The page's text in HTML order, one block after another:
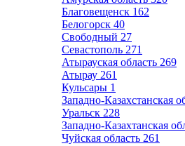
Благовещенск 162
Белогорск 40
Свободный 27
Севастополь 271
Атырауская область 269
Атырау 261
Кульсары 1
Западно-Казахстанская
Уральск 228
Западно-Казахтанская
Чуйская область 261